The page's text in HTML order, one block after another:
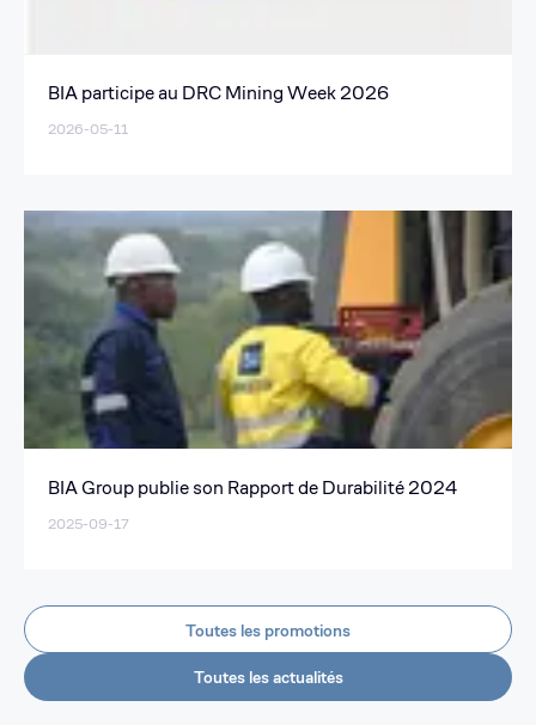
BIA participe au DRC Mining Week 2026
2026-05-11
BIA Group publie son Rapport de Durabilité 2024
2025-09-17
Toutes les promotions
Toutes les actualités